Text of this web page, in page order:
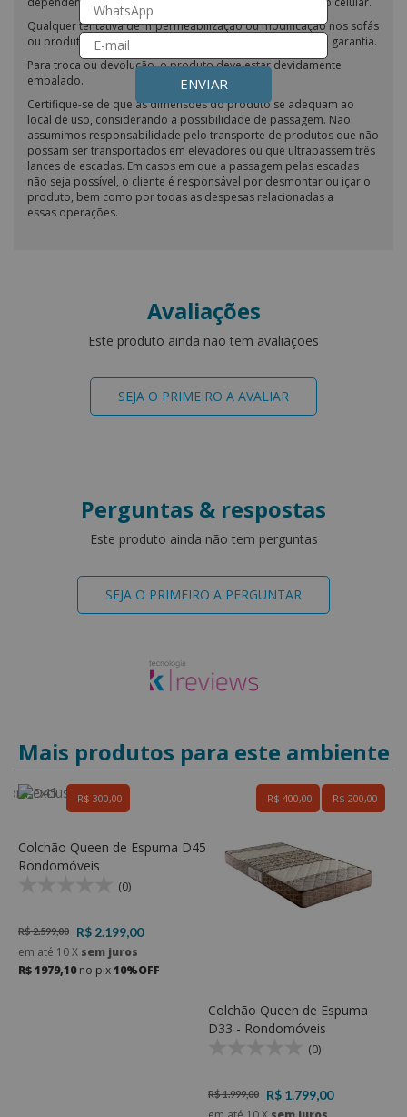
Qualquer tentativa de impermeabilização ou modificação nos sofás
ou produtos do nosso site resultará na perda imediata da garantia.
Para troca ou devolução, o produto deve estar devidamente
embalado.
Certifique-se de que as dimensões do produto se adequam ao
local de uso, considerando a possibilidade de passagem. Não
assumimos responsabilidade pelo transporte de produtos que não
possam ser transportados em elevadores ou que ultrapassem três
lances de escadas. Em casos em que a passagem pelas escadas
não seja possível, o cliente é responsável por desmontar ou içar o
produto, bem como por todas as despesas relacionadas a
essas operações.
Avaliações
Este produto ainda não tem avaliações
SEJA O PRIMEIRO A AVALIAR
Perguntas & respostas
Este produto ainda não tem perguntas
SEJA O PRIMEIRO A PERGUNTAR
Mais produtos para este ambiente
R$ 300,00 R$ 400,00
Colchão Queen de Espuma D45 -
Rondomóveis
(0)
R$ 2.599,00
R$ 2.199,00
em até 10X sem juros
R$ 1979,10no pix10%OFF
R$ 200,00
Colchão Queen de Espuma
D33 - Rondomóveis
(0)
R$ 1.999,00
R$ 1.799,00
ENVIAR